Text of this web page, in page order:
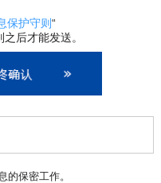
保护守则“
后才能发送。
的保密工作。